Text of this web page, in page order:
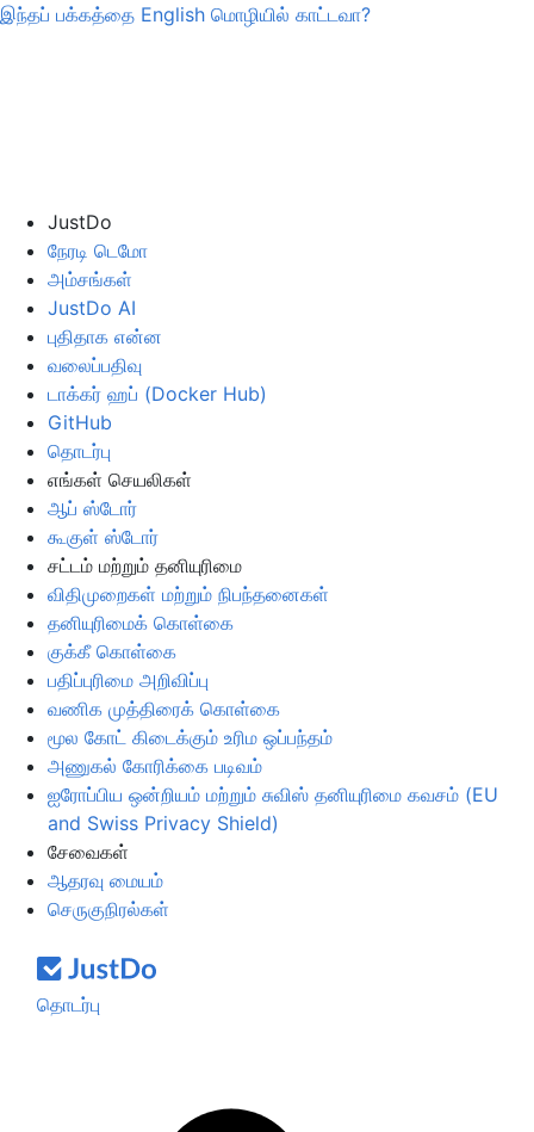
இந்தப் பக்கத்தை English மொழியில் காட்டவா?
JustDo
நேரடி டெமோ
அம்சங்கள்
JustDo AI
புதிதாக என்ன
வலைப்பதிவு
டாக்கர் ஹப் (Docker Hub)
GitHub
தொடர்பு
எங்கள் செயலிகள்
ஆப் ஸ்டோர்
கூகுள் ஸ்டோர்
சட்டம் மற்றும் தனியுரிமை
விதிமுறைகள் மற்றும் நிபந்தனைகள்
தனியுரிமைக் கொள்கை
குக்கீ கொள்கை
பதிப்புரிமை அறிவிப்பு
வணிக முத்திரைக் கொள்கை
மூல கோட் கிடைக்கும் உரிம ஒப்பந்தம்
அணுகல் கோரிக்கை படிவம்
ஐரோப்பிய ஒன்றியம் மற்றும் சுவிஸ் தனியுரிமை கவசம் (EU
and Swiss Privacy Shield)
சேவைகள்
ஆதரவு மையம்
செருகுநிரல்கள்
தொடர்பு